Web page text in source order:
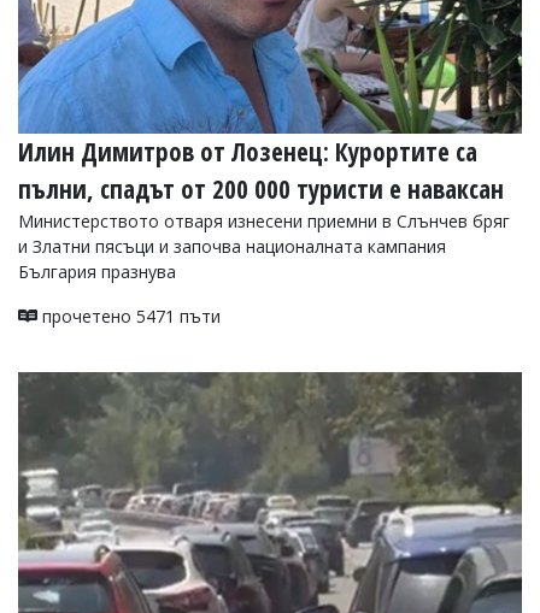
Илин Димитров от Лозенец: Курортите са
пълни, спадът от 200 000 туристи е наваксан
Министерството отваря изнесени приемни в Слънчев бряг
и Златни пясъци и започва националната кампания
България празнува
прочетено 5471 пъти